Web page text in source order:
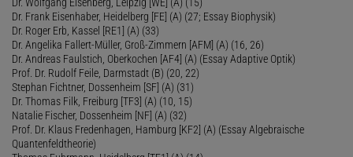
Dr. Frank Eisenhaber, Heidelberg [FE] (A) (27; Essay Biophysik)
Dr. Roger Erb, Kassel [RE1] (A) (33)
Dr. Angelika Fallert-Müller, Groß-Zimmern [AFM] (A) (16, 26)
Dr. Andreas Faulstich, Oberkochen [AF4] (A) (Essay Adaptive Optik)
Prof. Dr. Rudolf Feile, Darmstadt (B) (20, 22)
Stephan Fichtner, Dossenheim [SF] (A) (31)
Dr. Thomas Filk, Freiburg [TF3] (A) (10, 15)
Natalie Fischer, Dossenheim [NF] (A) (32)
Prof. Dr. Klaus Fredenhagen, Hamburg [KF2] (A) (Essay Algebraische
Quantenfeldtheorie)